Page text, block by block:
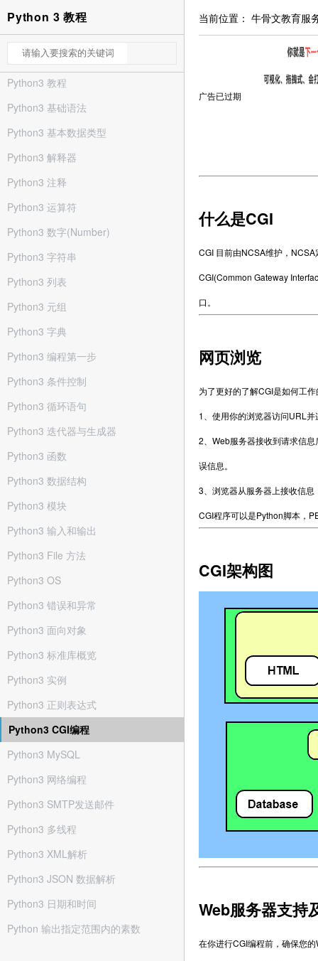
Python 3 教程
Python3 教程
Python3 基础语法
Python3 基本数据类型
Python3 解释器
Python3 注释
Python3 运算符
Python3 数字(Number)
Python3 字符串
Python3 列表
Python3 元组
Python3 字典
Python3 编程第一步
Python3 条件控制
Python3 循环语句
Python3 迭代器与生成器
Python3 函数
Python3 数据结构
Python3 模块
Python3 输入和输出
Python3 File 方法
Python3 OS
Python3 错误和异常
Python3 面向对象
Python3 标准库概览
Python3 实例
Python3 正则表达式
Python3 CGI编程
Python3 MySQL
Python3 网络编程
Python3 SMTP发送邮件
Python3 多线程
Python3 XML解析
Python3 JSON 数据解析
Python3 日期和时间
Python 输出指定范围内的素数
当前位置： 牛骨文教育服
广告已过期
什么是CGI
CGI 目前由NCSA维护，NCSA
CGI(Common Gateway
口。
网页浏览
为了更好的了解CGI是如何工
1、使用你的浏览器访问URL
2、Web服务器接收到请求信
误信息。
3、浏览器从服务器上接收信
CGI程序可以是Python脚本，
CGI架构图
Web服务器支持
在你进行CGI编程前，确保您